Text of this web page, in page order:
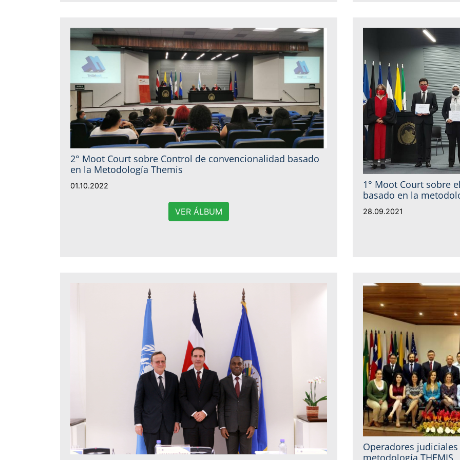
2° Moot Court sobre Control de convencionalidad basado
en la Metodología Themis
01.10.2022
VER ÁLBUM
1° Moot Court sobre
basado en la
28.09.2021
Operadores